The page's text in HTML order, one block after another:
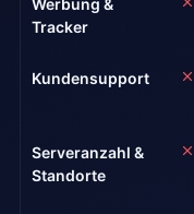
Werbung &
Tracker
Kundensupport
Serveranzahl &
Standorte